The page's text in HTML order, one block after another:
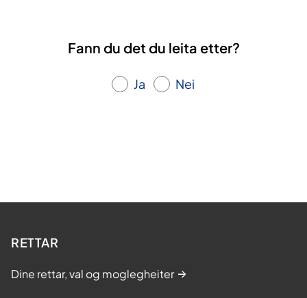
Fann du det du leita etter?
Ja Nei
RETTAR
Dine rettar, val og moglegheiter